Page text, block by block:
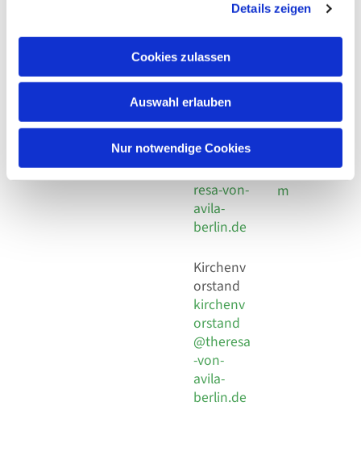
Details zeigen
Cookies zulassen
Auswahl erlauben
Nur notwendige Cookies
Kirchengemeinde Pfarrei
Hl. Theresa von Avila Berlin
Leitender Pfarrer - Norbert
Behaimstr. 39
Telefon
+49 30
924 64 28
Fax +49
30 924 54
18
E-Mail
info@the
resa-von-
avila-
berlin.de
Kirchenv
orstand
kirchenv
orstand
@theresa
-von-
avila-
berlin.de
Datensch
utz
Social
Impressu
m